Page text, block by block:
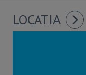
LOCATIA